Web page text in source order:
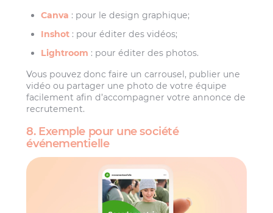
Canva : pour le design graphique;
Inshot : pour éditer des vidéos;
Lightroom : pour éditer des photos.
Vous pouvez donc faire un carrousel, publier une
vidéo ou partager une photo de votre équipe
facilement afin d’accompagner votre annonce de
recrutement.
8. Exemple pour une société
événementielle